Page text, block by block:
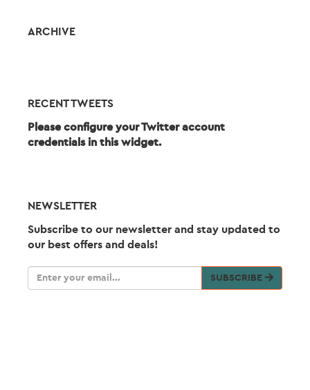
ARCHIVE
RECENT TWEETS
Please configure your Twitter account
credentials in this widget.
NEWSLETTER
Subscribe to our newsletter and stay updated to
our best offers and deals!
SUBSCRIBE